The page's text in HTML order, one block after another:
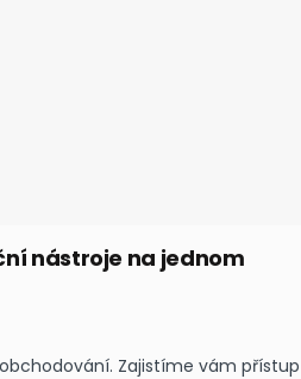
nástroje na jednom
Zajistíme vám přístup